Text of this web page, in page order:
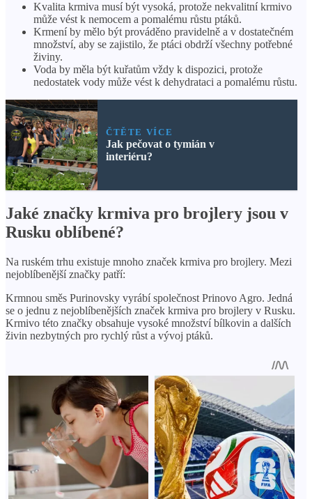
Kvalita krmiva musí být vysoká, protože nekvalitní krmivo
může vést k nemocem a pomalému růstu ptáků.
Krmení by mělo být prováděno pravidelně a v dostatečném
množství, aby se zajistilo, že ptáci obdrží všechny potřebné
živiny.
Voda by měla být kuřatům vždy k dispozici, protože
nedostatek vody může vést k dehydrataci a pomalému růstu.
ČTĚTE VÍCE
Jak pečovat o tymián v
interiéru?
Jaké značky krmiva pro brojlery jsou v
Rusku oblíbené?
Na ruském trhu existuje mnoho značek krmiva pro brojlery. Mezi
nejoblíbenější značky patří:
Krmnou směs Purinovsky vyrábí společnost Prinovo Agro. Jedná
se o jednu z nejoblíbenějších značek krmiva pro brojlery v Rusku.
Krmivo této značky obsahuje vysoké množství bílkovin a dalších
živin nezbytných pro rychlý růst a vývoj ptáků.